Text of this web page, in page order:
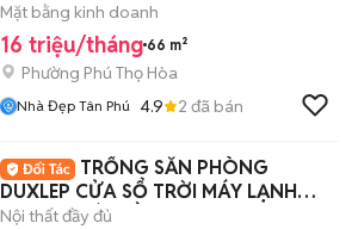
Mặt bằng kinh doanh
16 triệu/tháng 66 m²
Phường Phú Thọ Hòa
Nhà Đẹp Tân Phú 4.9 2 đã bán
TRỐNG SẴN PHÒNG
DUXLEP CỬA SỔ TRỜI MÁY LẠNH
THANG MÁY GẦN ĐH HUIT
Nội thất đầy đủ